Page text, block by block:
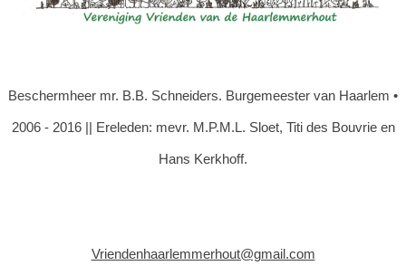
Beschermheer mr. B.B. Schneiders. Burgemeester van Haarlem •
2006 - 2016 || Ereleden: mevr. M.P.M.L. Sloet, Titi des Bouvrie en
Hans Kerkhoff.
Vriendenhaarlemmerhout@gmail.com